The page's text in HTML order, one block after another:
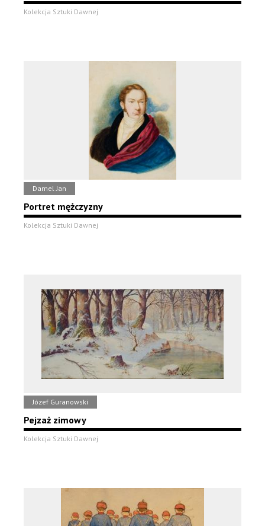
Kolekcja Sztuki Dawnej
Damel Jan
Portret mężczyzny
Kolekcja Sztuki Dawnej
Józef Guranowski
Pejzaż zimowy
Kolekcja Sztuki Dawnej